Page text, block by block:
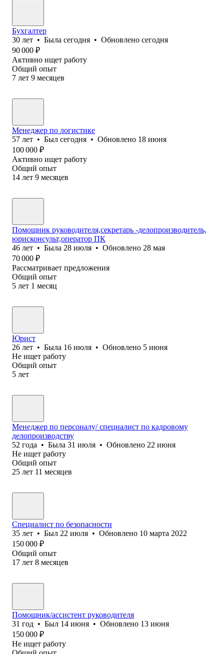
Бухгалтер
30 лет • Была сегодня • Обновлено сегодня
90 000 ₽
Активно ищет работу
Общий опыт
7 лет 9 месяцев
Менеджер по логистике
57 лет • Был сегодня • Обновлено 18 июня
100 000 ₽
Активно ищет работу
Общий опыт
14 лет 9 месяцев
Помощник руководителя,секретарь -делопроизводитель,
юрисконсульт,оператор ПК
46 лет • Была 28 июля • Обновлено 28 мая
70 000 ₽
Рассматривает предложения
Общий опыт
5 лет 1 месяц
Юрист
26 лет • Была 16 июля • Обновлено 5 июня
Не ищет работу
Общий опыт
5 лет
Менеджер по персоналу/ специалист по кадровому
делопроизводству
52 года • Была 31 июля • Обновлено 22 июня
Не ищет работу
Общий опыт
25 лет 11 месяцев
Специалист по безопасности
35 лет • Был 22 июля • Обновлено 10 марта 2022
150 000 ₽
Общий опыт
17 лет 8 месяцев
Помощник/ассистент руководителя
31 год • Был 14 июня • Обновлено 13 июня
150 000 ₽
Не ищет работу